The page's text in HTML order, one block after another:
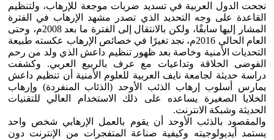
نجحت الدول العربية في تسديد ضربات موجعة للإرهاب، ولتنظيم
القاعدة على وجه التحديد الذي تصدر مشهد الإرهاب في الفترة
المشار إليها سابقًا، ولكن بالانتقال إلى الفترة ما بعد 2008م، وحتى
العام الحالي 2016م، نجد تغيرًا في خصائص الإرهاب عكسته طبيعة
التحديات الأمنية وخاصة بعد ظهور تنظيم داعش الذي ولد من رحم
الفوضى الخلاقة وتداعيات مع عرف بالربيع العربي. وكشفت
دراسة حديثة لجامعة نايف العربية للعلوم الأمنية أن تنظيم داعش
يمارس أسلوب إرهاب الذئب الأوحد (الذئاب المنفردة) وإرهاب
الخلايا الصغيرة يساعده على ذلك الاستخدام العالي للتقنيات
الحديثة وشبكة الانترنت.
والمقصود بالذئب الأوحد أن يقوم بالعمل الإرهابي شخص واحد
يستمد أيديولوجيته وكيفية صناعة المتفجرات من الإنترنت دون